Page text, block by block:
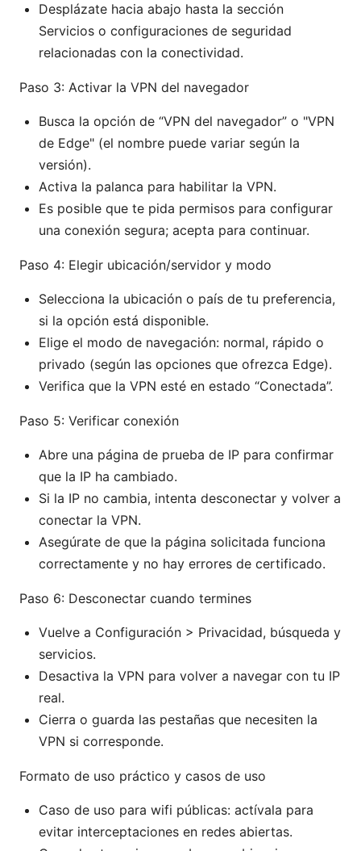
Desplázate hacia abajo hasta la sección
Servicios o configuraciones de seguridad
relacionadas con la conectividad.
Paso 3: Activar la VPN del navegador
Busca la opción de “VPN del navegador” o "VPN
de Edge" (el nombre puede variar según la
versión).
Activa la palanca para habilitar la VPN.
Es posible que te pida permisos para configurar
una conexión segura; acepta para continuar.
Paso 4: Elegir ubicación/servidor y modo
Selecciona la ubicación o país de tu preferencia,
si la opción está disponible.
Elige el modo de navegación: normal, rápido o
privado (según las opciones que ofrezca Edge).
Verifica que la VPN esté en estado “Conectada”.
Paso 5: Verificar conexión
Abre una página de prueba de IP para confirmar
que la IP ha cambiado.
Si la IP no cambia, intenta desconectar y volver a
conectar la VPN.
Asegúrate de que la página solicitada funciona
correctamente y no hay errores de certificado.
Paso 6: Desconectar cuando termines
Vuelve a Configuración > Privacidad, búsqueda y
servicios.
Desactiva la VPN para volver a navegar con tu IP
real.
Cierra o guarda las pestañas que necesiten la
VPN si corresponde.
Formato de uso práctico y casos de uso
Caso de uso para wifi públicas: actívala para
evitar interceptaciones en redes abiertas.